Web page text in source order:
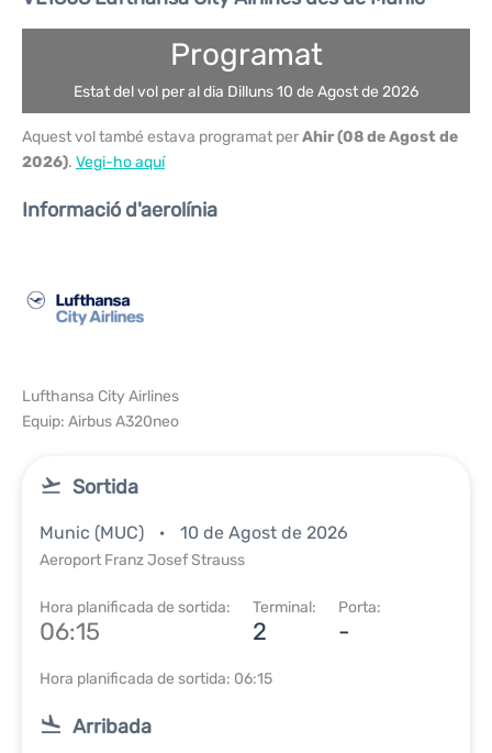
Programat
Estat del vol per al dia Dilluns 10 de Agost de 2026
Aquest vol també estava programat perAhir (08 de Agost de
2026). Vegi-ho aquí
Informació d'aerolínia
Lufthansa City Airlines
Equip: Airbus A320neo
Sortida
Munic (MUC) 10 de Agost de 2026
Aeroport Franz Josef Strauss
Hora planificada de sortida:
06:15
Terminal:
2
Porta:
-
Hora planificada de sortida: 06:15
Arribada